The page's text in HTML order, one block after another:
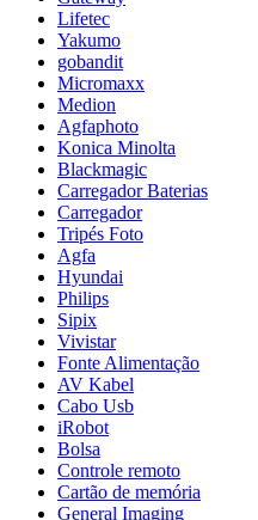
Lifetec
Yakumo
gobandit
Micromaxx
Medion
Agfaphoto
Konica Minolta
Blackmagic
Carregador Baterias
Carregador
Tripés Foto
Agfa
Hyundai
Philips
Sipix
Vivistar
Fonte Alimentação
AV Kabel
Cabo Usb
iRobot
Bolsa
Controle remoto
Cartão de memória
General Imaging